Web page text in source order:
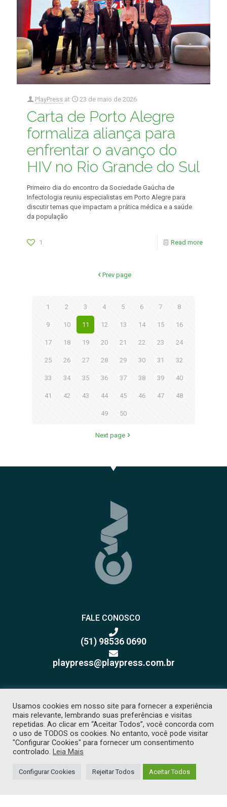
PlayPress at 23 de maio de 2026
Carta de Porto Alegre
formaliza aliança para
enfrentar o avanço do
HIV no Rio Grande do Sul
Primeiro dia do encontro da Sociedade Gaúcha de
Infectologia reuniu especialistas em Porto Alegre para
discutir temas que impactam a prática médica e a saúde
da população
1 Read more
Prev page
1 2 3 4 5 6 7 8
9 10 11 12 13 14 15 16
17 18 19 20 21 22 23 24
25 26 27 28 29 30 31 32
33 34 35 36 37 38 39 40
41 42 43 44 45 46 47 48
49 50
Next page
FALE CONOSCO
(51) 98536 0690
playpress@playpress.com.br
Receba nossos releases e
sugestões de pauta
Usamos cookies em nosso site para fornecer a experiência
mais relevante, lembrando suas preferências e visitas
repetidas. Ao clicar em “Aceitar Todos”, você concorda com
o uso de TODOS os cookies. No entanto, você pode visitar
"Configurar Cookies" para fornecer um consentimento
controlado. Leia Mais
Configurar Cookies Rejeitar Todos Aceitar Todos